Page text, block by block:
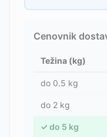
Cenovnik
Težina (kg)
do 0.5 kg
do 2 kg
✓ do 5 kg